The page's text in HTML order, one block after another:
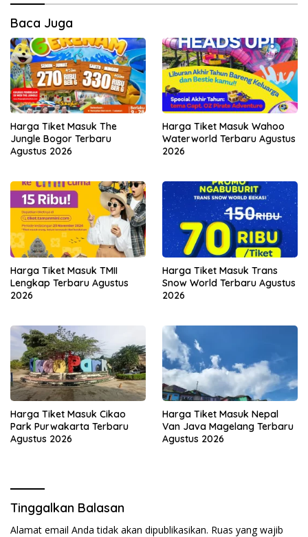
Baca Juga
Harga Tiket Masuk The
Jungle Bogor Terbaru
Agustus 2026
Harga Tiket Masuk Wahoo
Waterworld Terbaru Agustus
2026
Harga Tiket Masuk TMII
Lengkap Terbaru Agustus
2026
Harga Tiket Masuk Trans
Snow World Terbaru Agustus
2026
Harga Tiket Masuk Cikao
Park Purwakarta Terbaru
Agustus 2026
Harga Tiket Masuk Nepal
Van Java Magelang Terbaru
Agustus 2026
Tinggalkan Balasan
Alamat email Anda tidak akan dipublikasikan. Ruas yang wajib